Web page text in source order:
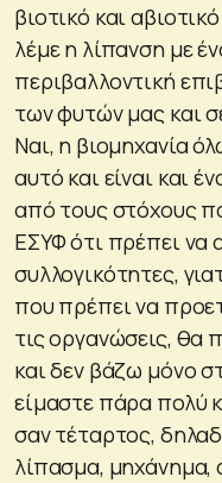
βιοτικό και
λέμε η λίπανση με
περιβαλλοντική
των φυτών μας και
Ναι, η βιομηχανία
αυτό και είναι και
από τους στόχους
ΕΣΥΦ ότι πρέπει να
συλλογικότητες,
που πρέπει να
τις οργανώσεις, θα
και δεν βάζω μόνο
είμαστε πάρα πολύ
σαν τέταρτος,
λίπασμα, μηχάνημα,